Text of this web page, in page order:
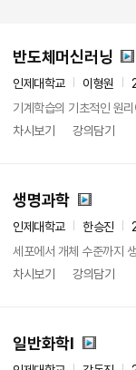
반도체머신러닝
인제대학교 이형원
기계학습의 기초적인 원
차시보기
강의담기
생명과학
인제대학교 한승진
세포에서 개체 수준까지
차시보기
강의담기
일반화학I